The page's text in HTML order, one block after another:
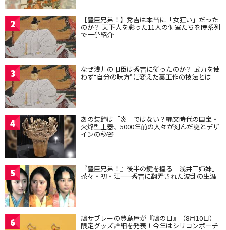
2 【豊臣兄弟！】秀吉は本当に「女狂い」だった
のか？ 天下人を彩った11人の側室たちを時系列
で一挙紹介
3 なぜ浅井の旧臣は秀吉に従ったのか？ 武力を使
わず“自分の味方”に変えた裏工作の技法とは
4 あの装飾は「炎」ではない？縄文時代の国宝・
火焔型土器、5000年前の人々が刻んだ謎とデザ
インの秘密
5 『豊臣兄弟！』後半の鍵を握る「浅井三姉妹」
茶々・初・江——秀吉に翻弄された波乱の生涯
6 鳩サブレーの豊島屋が『鳩の日』（8月10日）
限定グッズ詳細を発表！今年はシリコンポーチ